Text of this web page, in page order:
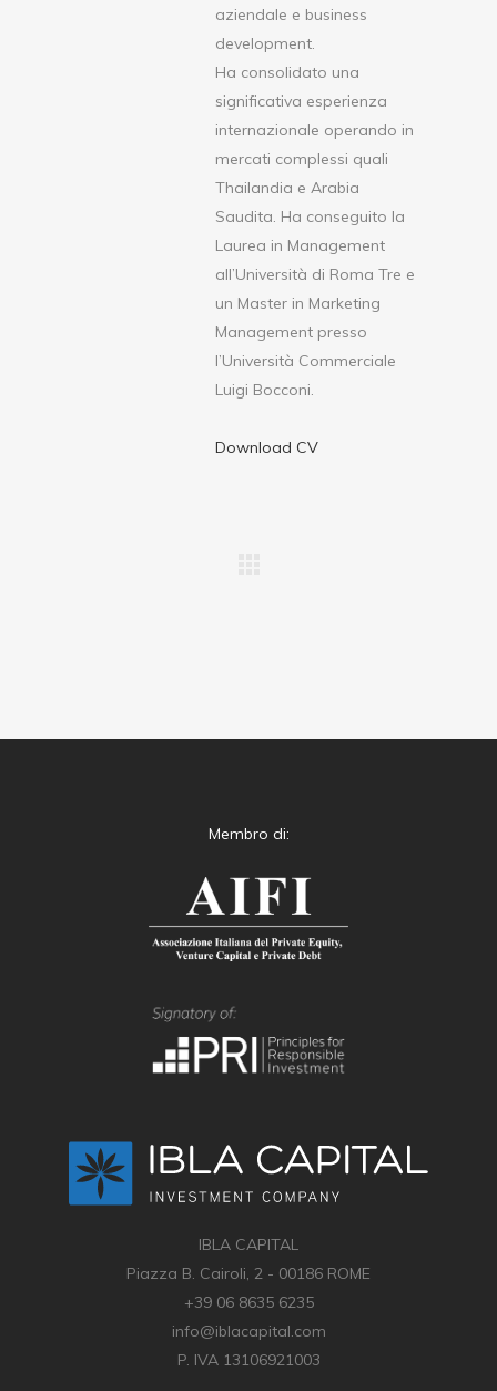
aziendale e business
development.
Ha consolidato una
significativa esperienza
internazionale operando in
mercati complessi quali
Thailandia e Arabia
Saudita. Ha conseguito la
Laurea in Management
all’Università di Roma Tre e
un Master in Marketing
Management presso
l’Università Commerciale
Luigi Bocconi.
Download CV
Membro di:
IBLA CAPITAL
Piazza B. Cairoli, 2 - 00186 ROME
+39 06 8635 6235
info@iblacapital.com
P. IVA 13106921003